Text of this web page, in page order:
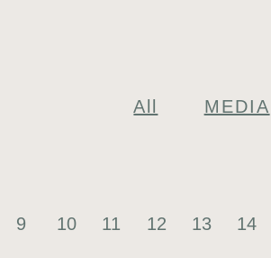
All MEDIA
9 10 11 12 13 14